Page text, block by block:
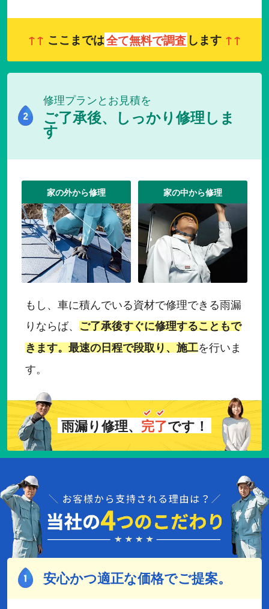
↑↑ ここまでは全て無料で調査 します ↑↑
修理プランとお見積を
ご了承後、しっかり修理しま
す
家の外から修理 家の中から修理
もし、車に積んでいる資材で修理できる雨漏
りならば、 ご了承後すぐに修理することもで
きます。最速の日程で段取り、施工を行いま
す。
雨漏り修理、 完了です！
安心かつ適正な価格でご提案。